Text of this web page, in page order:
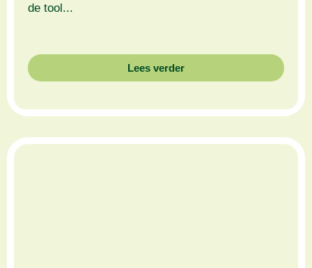
de tool...
Lees verder